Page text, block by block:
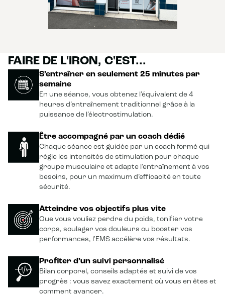
FAIRE DE L'IRON, C'EST...
S’entraîner en seulement 25 minutes par
semaine
En une séance, vous obtenez l’équivalent de 4
heures d’entraînement traditionnel grâce à la
puissance de l’électrostimulation.
Être accompagné par un coach dédié
Chaque séance est guidée par un coach formé qui
règle les intensités de stimulation pour chaque
groupe musculaire et adapte l’entraînement à vos
besoins, pour un maximum d’efficacité en toute
sécurité.
Atteindre vos objectifs plus vite
Que vous vouliez perdre du poids, tonifier votre
corps, soulager vos douleurs ou booster vos
performances, l'EMS accélère vos résultats.
Profiter d’un suivi personnalisé
Bilan corporel, conseils adaptés et suivi de vos
progrès : vous savez exactement où vous en êtes et
comment avancer.